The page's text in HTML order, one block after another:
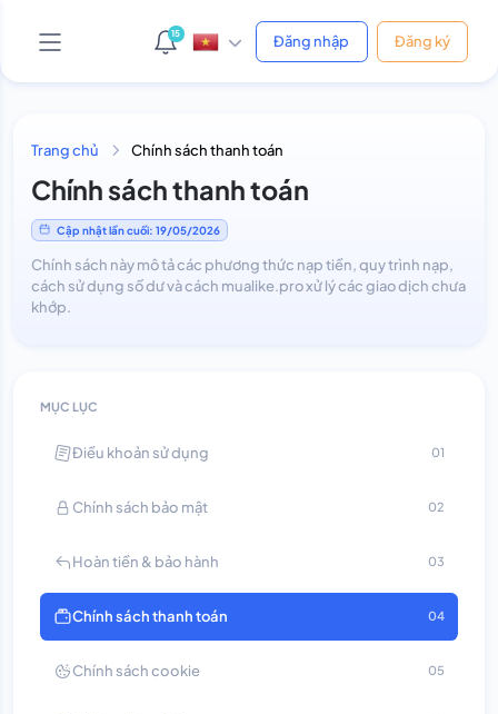
15 Đăng nhập Đăng ký
Trang chủ Chính sách thanh toán
Chính sách thanh toán
Cập nhật lần cuối: 19/05/2026
Chính sách này mô tả các phương thức nạp tiền, quy trình nạp,
cách sử dụng số dư và cách mualike.pro xử lý các giao dịch chưa
khớp.
MỤC LỤC
Điều khoản sử dụng 01
Chính sách bảo mật 02
Hoàn tiền & bảo hành 03
Chính sách thanh toán 04
Chính sách cookie 05
AI Support Bot
Yo! 👋 Mình là bot hỗ trợ của shop.
Bạn cần giúp gì cứ hỏi thẳng nha, mình xử được hết!